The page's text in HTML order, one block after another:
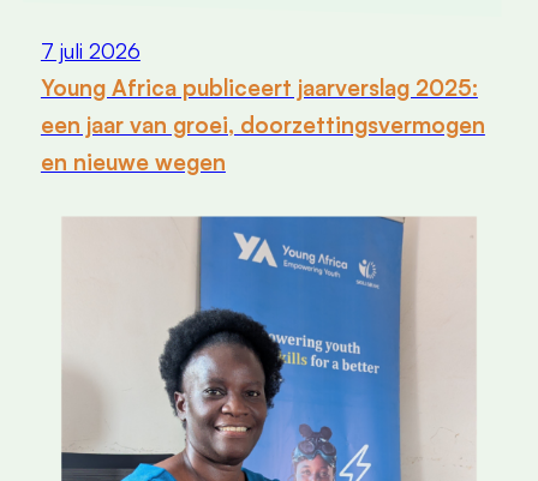
7 juli 2026
Young Africa publiceert jaarverslag 2025:
een jaar van groei, doorzettingsvermogen
en nieuwe wegen